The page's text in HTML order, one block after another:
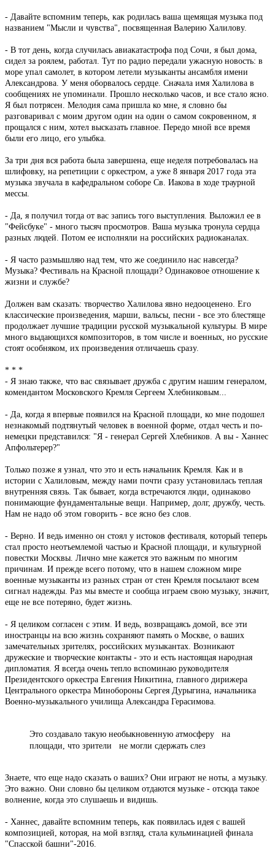
- Давайте вспомним теперь, как родилась ваша щемящая музыка под
названием "Мысли и чувства", посвященная Валерию Халилову.
- В тот день, когда случилась авиакатастрофа под Сочи, я был дома,
сидел за роялем, работал. Тут по радио передали ужасную новость: в
море упал самолет, в котором летели музыканты ансамбля имени
Александрова. У меня оборвалось сердце. Сначала имя Халилова в
сообщениях не упоминали. Прошло несколько часов, и все стало ясно.
Я был потрясен. Мелодия сама пришла ко мне, я словно бы
разговаривал с моим другом один на один о самом сокровенном, я
прощался с ним, хотел высказать главное. Передо мной все время
были его лицо, его улыбка.
За три дня вся работа была завершена, еще неделя потребовалась на
шлифовку, на репетиции с оркестром, а уже 8 января 2017 года эта
музыка звучала в кафедральном соборе Св. Иакова в ходе траурной
мессы.
- Да, я получил тогда от вас запись того выступления. Выложил ее в
"Фейсбуке" - много тысяч просмотров. Ваша музыка тронула сердца
разных людей. Потом ее исполняли на российских радиоканалах.
- Я часто размышляю над тем, что же соединило нас навсегда?
Музыка? Фестиваль на Красной площади? Одинаковое отношение к
жизни и службе?
Должен вам сказать: творчество Халилова явно недооценено. Его
классические произведения, марши, вальсы, песни - все это блестяще
продолжает лучшие традиции русской музыкальной культуры. В мире
много выдающихся композиторов, в том числе и военных, но русские
стоят особняком, их произведения отличаешь сразу.
* * *
- Я знаю также, что вас связывает дружба с другим нашим генералом,
комендантом Московского Кремля Сергеем Хлебниковым...
- Да, когда я впервые появился на Красной площади, ко мне подошел
незнакомый подтянутый человек в военной форме, отдал честь и по-
немецки представился: "Я - генерал Сергей Хлебников. А вы - Ханнес
Апфольтерер?"
Только позже я узнал, что это и есть начальник Кремля. Как и в
истории с Халиловым, между нами почти сразу установилась теплая
внутренняя связь. Так бывает, когда встречаются люди, одинаково
понимающие фундаментальные вещи. Например, долг, дружбу, честь.
Нам не надо об этом говорить - все ясно без слов.
- Верно. И ведь именно он стоял у истоков фестиваля, который теперь
стал просто неотъемлемой частью и Красной площади, и культурной
повестки Москвы. Лично мне кажется это важным по многим
причинам. И прежде всего потому, что в нашем сложном мире
военные музыканты из разных стран от стен Кремля посылают всем
сигнал надежды. Раз мы вместе и сообща играем свою музыку, значит,
еще не все потеряно, будет жизнь.
- Я целиком согласен с этим. И ведь, возвращаясь домой, все эти
иностранцы на всю жизнь сохраняют память о Москве, о ваших
замечательных зрителях, российских музыкантах. Возникают
дружеские и творческие контакты - это и есть настоящая народная
дипломатия. Я всегда очень тепло вспоминаю руководителя
Президентского оркестра Евгения Никитина, главного дирижера
Центрального оркестра Минобороны Сергея Дурыгина, начальника
Военно-музыкального училища Александра Герасимова.
Это создавало такую необыкновенную атмосферу на
площади, что зрители не могли сдержать слез
Знаете, что еще надо сказать о ваших? Они играют не ноты, а музыку.
Это важно. Они словно бы целиком отдаются музыке - отсюда такое
волнение, когда это слушаешь и видишь.
- Ханнес, давайте вспомним теперь, как появилась идея с вашей
композицией, которая, на мой взгляд, стала кульминацией финала
"Спасской башни"-2016.